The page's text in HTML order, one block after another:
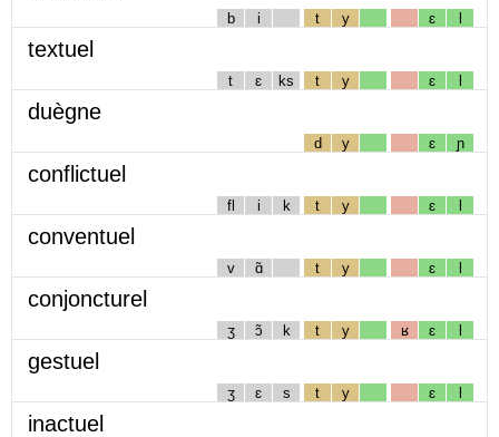
b i t y ɛ l
textuel
t ɛ ks t y ɛ l
duègne
d y ɛ ɲ
conflictuel
fl i k t y ɛ l
conventuel
v ɑ̃ t y ɛ l
conjoncturel
ʒ ɔ̃ k t y ʁ ɛ l
gestuel
ʒ ɛ s t y ɛ l
inactuel